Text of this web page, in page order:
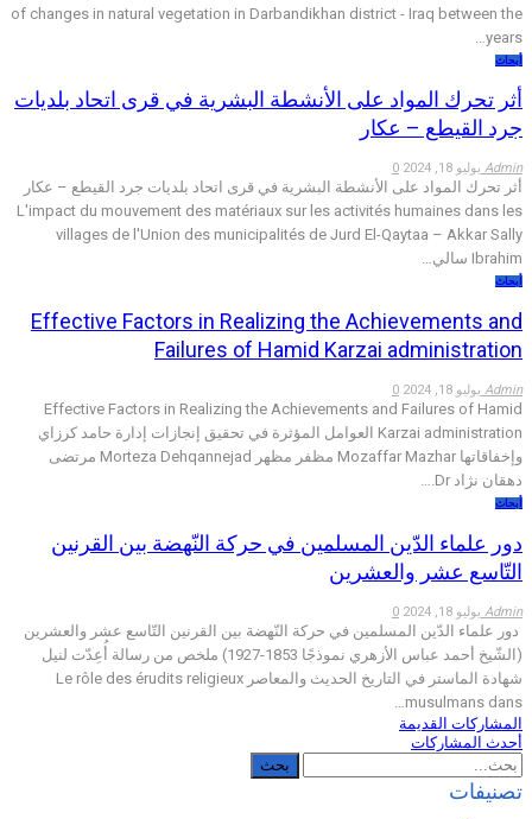
of changes in natural vegetation in Darbandikhan district - Iraq between the
years…
أبحاث
أثر تحرك المواد على الأنشطة البشرية في قرى اتحاد بلديات
جرد القيطع – عكار
Admin يوليو 18, 2024 0
أثر تحرك المواد على الأنشطة البشرية في قرى اتحاد بلديات جرد القيطع – عكار
L'impact du mouvement des matériaux sur les activités humaines dans les
villages de l'Union des municipalités de Jurd El-Qaytaa – Akkar Sally
Ibrahim سالي…
أبحاث
Effective Factors in Realizing the Achievements and
Failures of Hamid Karzai administration
Admin يوليو 18, 2024 0
Effective Factors in Realizing the Achievements and Failures of Hamid
Karzai administration العوامل المؤثرة في تحقيق إنجازات إدارة حامد كرزاي
وإخفاقاتها Mozaffar Mazhar مظفر مظهر Morteza Dehqannejad مرتضى
دهقان نژاد Dr.…
أبحاث
دور علماء الدّين المسلمين في حركة النّهضة بين القرنين
التّاسع عشر والعشرين
Admin يوليو 18, 2024 0
دور علماء الدّين المسلمين في حركة النّهضة بين القرنين التّاسع عشر والعشرين
(الشّيخ أحمد عباس الأزهري نموذجًا 1853-1927) ملخص من رسالة أُعِدّت لنيل
شهادة الماستر في التاريخ الحديث والمعاصر Le rôle des érudits religieux
musulmans dans…
المشاركات القديمة
أحدث المشاركات
تصنيفات